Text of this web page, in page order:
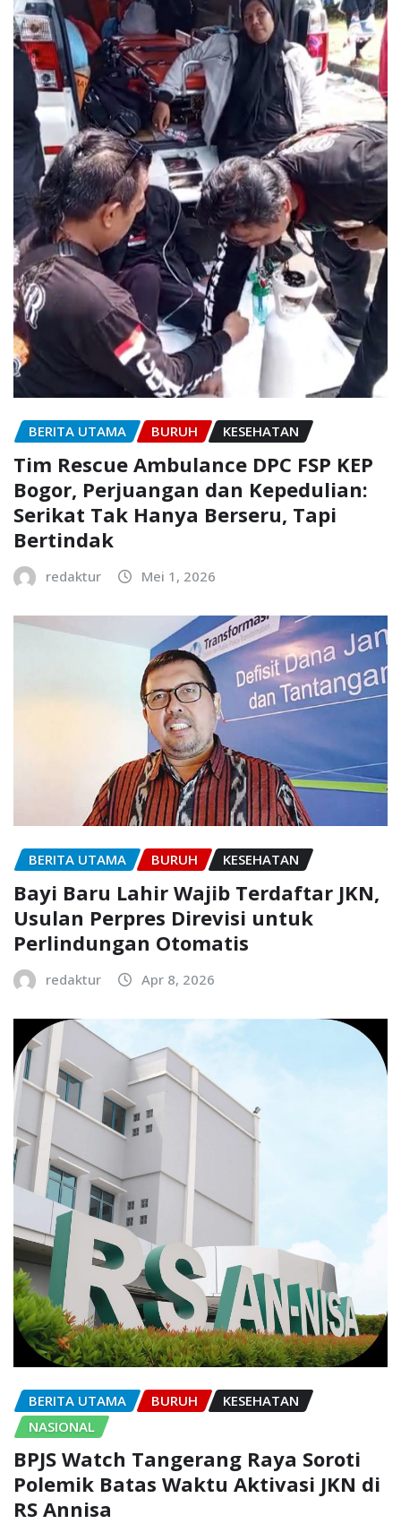
BERITA UTAMA BURUH KESEHATAN
Tim Rescue Ambulance DPC FSP KEP
Bogor, Perjuangan dan Kepedulian:
Serikat Tak Hanya Berseru, Tapi
Bertindak
redaktur Mei 1, 2026
BERITA UTAMA BURUH KESEHATAN
Bayi Baru Lahir Wajib Terdaftar JKN,
Usulan Perpres Direvisi untuk
Perlindungan Otomatis
redaktur Apr 8, 2026
BERITA UTAMA BURUH
KESEHATAN
NASIONAL
BPJS Watch Tangerang Raya Soroti
Polemik Batas Waktu Aktivasi JKN di
RS Annisa